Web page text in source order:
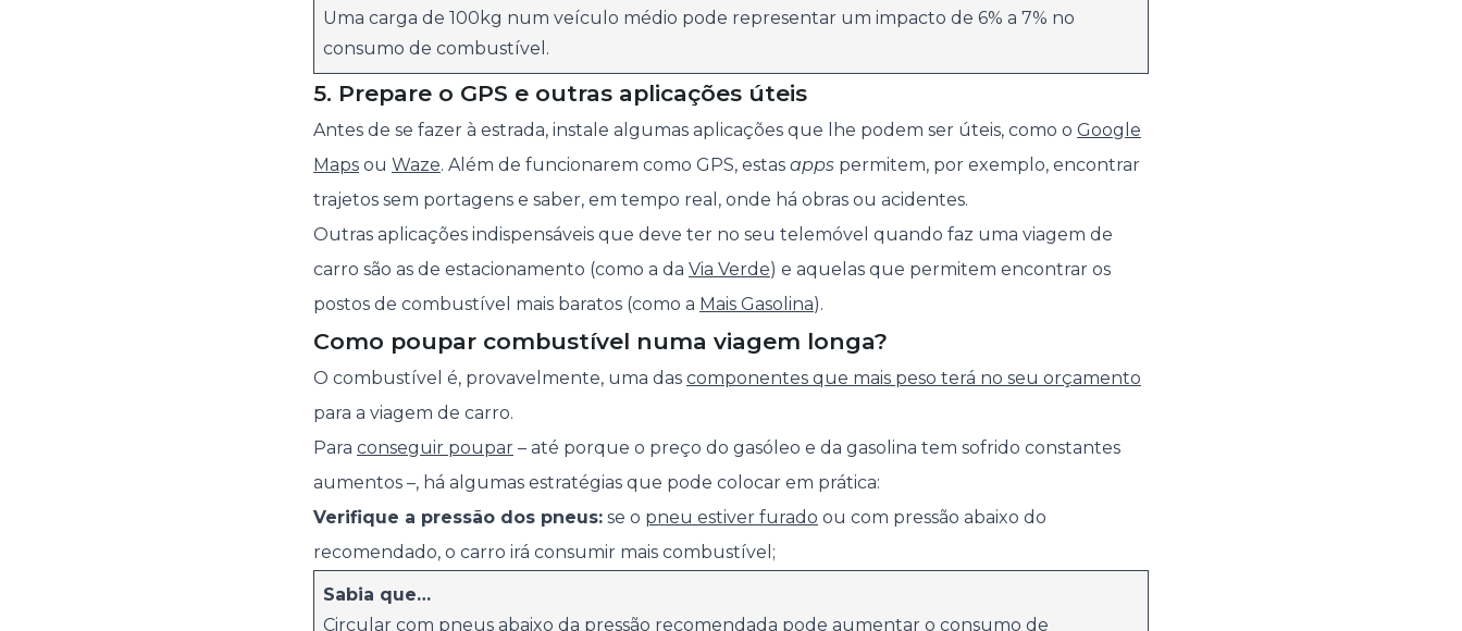
Uma carga de 100kg num veículo médio pode representar um impacto de 6% a 7% no
consumo de combustível.
5. Prepare o GPS e outras aplicações úteis
Antes de se fazer à estrada, instale algumas aplicações que lhe podem ser úteis, como o Google
Maps ou Waze. Além de funcionarem como GPS, estas apps permitem, por exemplo, encontrar
trajetos sem portagens e saber, em tempo real, onde há obras ou acidentes.
Outras aplicações indispensáveis que deve ter no seu telemóvel quando faz uma viagem de
carro são as de estacionamento (como a da Via Verde) e aquelas que permitem encontrar os
postos de combustível mais baratos (como a Mais Gasolina).
Como poupar combustível numa viagem longa?
O combustível é, provavelmente, uma das componentes que mais peso terá no seu orçamento
para a viagem de carro.
Para conseguir poupar – até porque o preço do gasóleo e da gasolina tem sofrido constantes
aumentos –, há algumas estratégias que pode colocar em prática:
Verifique a pressão dos pneus: se o pneu estiver furado ou com pressão abaixo do
recomendado, o carro irá consumir mais combustível;
Sabia que…
Circular com pneus abaixo da pressão recomendada pode aumentar o consumo de